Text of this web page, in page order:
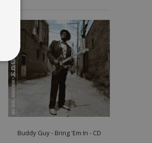
Buddy Guy ‎- Bring 'Em In - CD